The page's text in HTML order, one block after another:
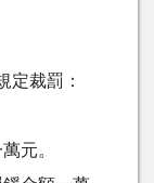
定裁罰：
元。